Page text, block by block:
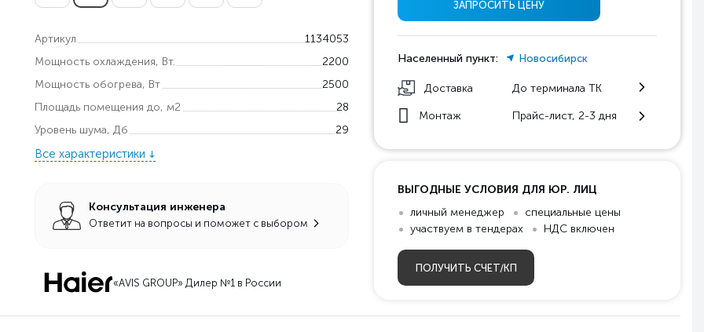
Артикул
1134053
Мощность охлаждения, Вт.
2200
Мощность обогрева, Вт
2500
Площадь помещения до, м2
28
Уровень шума, Дб
29
Все характеристики
Консультация инженера
Ответит на вопросы и поможет с выбором
«AVIS GROUP» Дилер №1 в России
ЗАПРОСИТЬ ЦЕНУ
Населенный пункт: Новосибирск
Доставка До терминала ТК
Монтаж Прайс-лист, 2-3 дня
ВЫГОДНЫЕ УСЛОВИЯ ДЛЯ ЮР. ЛИЦ
личный менеджер
специальные цены
участвуем в тендерах
НДС включен
ПОЛУЧИТЬ СЧЕТ/КП